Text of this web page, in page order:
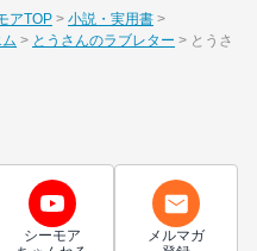
アTOP
小説・実用書
とうさんのラブレター
とうさ
シーモア
メルマガ